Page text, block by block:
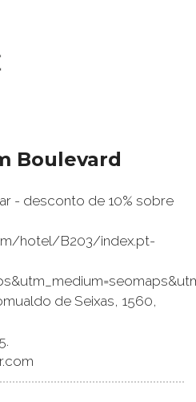
Boulevard
- desconto de 10% sobre
hotel/B203/index.pt-
de Seixas, 1560,